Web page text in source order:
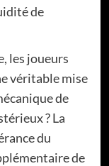
de
les joueurs
véritable mise
de
? La
du
de